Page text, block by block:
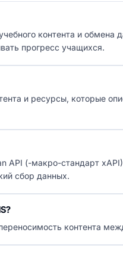
контента и
прогресс учащихся.
и ресурсы, которые
API (-макро-стандарт
сбор данных.
контента